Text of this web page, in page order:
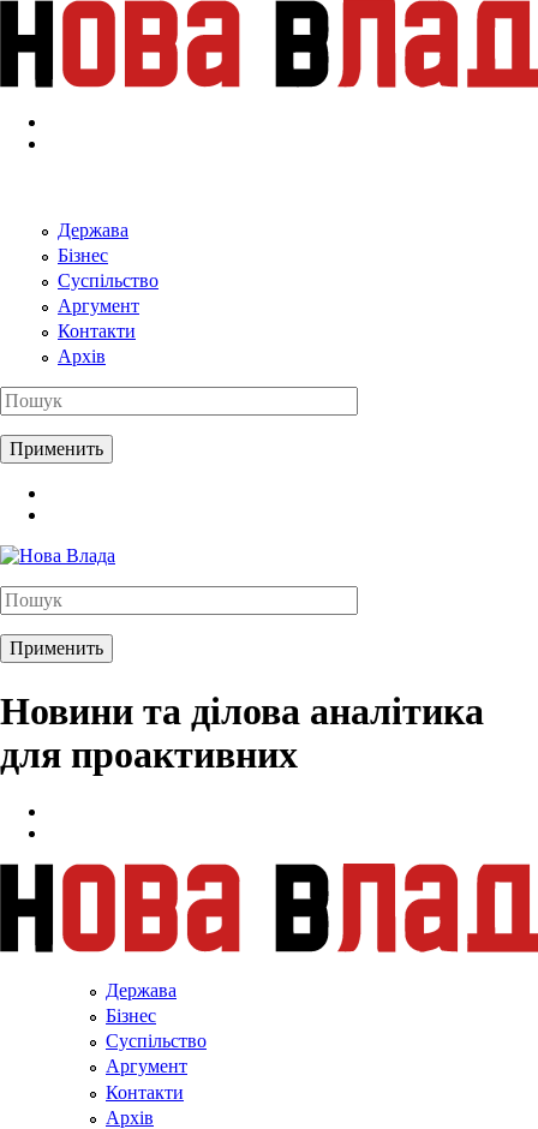
Перейти к основному содержанию
Держава
Бізнес
Суспільство
Аргумент
Контакти
Архів
Новини та ділова аналітика
для проактивних
Держава
Бізнес
Суспільство
Аргумент
Контакти
Архів